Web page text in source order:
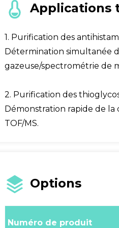
Applications
1. Purification des
Détermination simultanée
gazeuse/spectrométrie de
2. Purification des
Démonstration rapide de la
TOF/MS.
Options
Numéro de produit